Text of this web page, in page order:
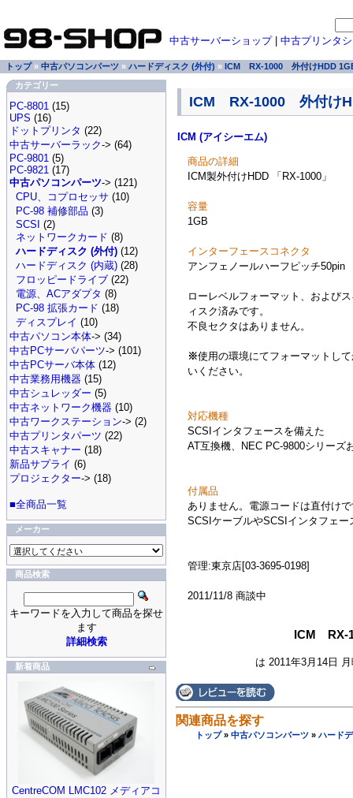
ICM RX-1000 外付け
ICM (アイシーエム)
商品の詳細
ICM製外付けHDD 「RX-1000」
容量
1GB
インターフェースコネクタ
アンフェノールハーフピッチ50pin
ローレベルフォーマット、および
ィスク済みです。
不良セクタはありません。
※使用の環境にてフォーマットし
いください。
対応機種
SCSIインタフェースを備えた
AT互換機、NEC PC-9800シリーズ
付属品
ありません。電源コードは直付け
SCSIケーブルやSCSIインタフェ
管理:東京店[03-3695-0198]
2011/11/8 商談中
ICM RX-
は 2011年3月14日
関連商品を探す
トップ» 中古パソコンパーツ » ハード
中古サーバーショップ| 中古プリンタ
トップ» 中古パソコンパーツ » ハードディスク (外付) » ICM RX-1000 外付けHDD
カテゴリー
PC-8801 (15)
UPS (16)
ドットプリンタ (22)
中古サーバーラック-> (64)
PC-9801 (5)
PC-9821 (17)
中古パソコンパーツ-> (121)
CPU、コプロセッサ (10)
PC-98 補修部品 (3)
SCSI (2)
ネットワークカード (8)
ハードディスク (外付) (12)
ハードディスク (内蔵) (28)
フロッピードライブ (22)
電源、ACアダプタ (8)
PC-98 拡張カード (18)
ディスプレイ (10)
中古パソコン本体-> (34)
中古PCサーバパーツ-> (101)
中古PCサーバ本体 (12)
中古業務用機器 (15)
中古シュレッダー (5)
中古ネットワーク機器 (10)
中古ワークステーション-> (2)
中古プリンタパーツ (22)
中古スキャナー (18)
新品サプライ (6)
プロジェクター-> (18)
■全商品一覧
メーカー
商品検索
キーワードを入力して商品を探せ
ます
詳細検索
新着商品
CentreCOM LMC102 メディアコ